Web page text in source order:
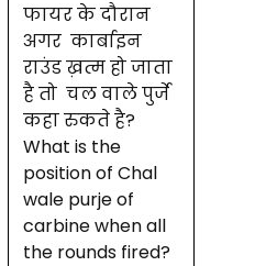
फायर के दौरान
अगर कार्बाइन
राउंड ख़त्म हो जाता
है तो चल वाले पुर्जे
कहा रुकते है?
What is the
position of Chal
wale purje of
carbine when all
the rounds fired?